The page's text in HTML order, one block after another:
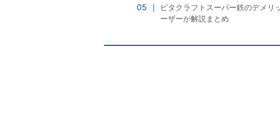
ビタクラフトスーパー鉄のデメリ
ーザーが解説まとめ